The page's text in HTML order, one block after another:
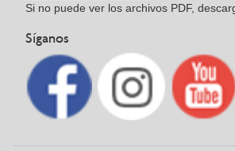
Si no puede ver los archivos PDF,
Síganos